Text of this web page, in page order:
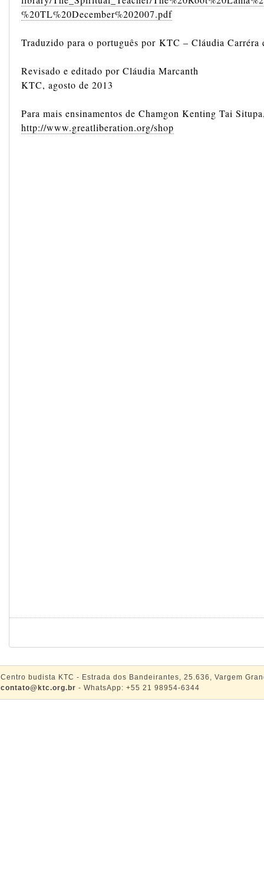
%20TL%20December%202007.pdf
Traduzido para o português por KTC – Cláudia Carréra
Revisado e editado por Cláudia Marcanth
KTC, agosto de 2013
Para mais ensinamentos de Chamgon Kenting Tai
http://www.greatliberation.org/shop
Centro budista KTC - Estrada dos Bandeirantes, 25.636, Vargem
contato@ktc.org.br - WhatsApp: +55 21 98954-6344